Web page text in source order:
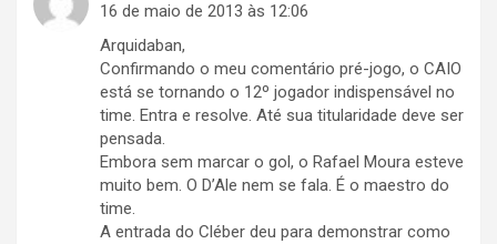
16 de maio de 2013 às 12:06
Arquidaban,
Confirmando o meu comentário pré-jogo, o CAIO
está se tornando o 12º jogador indispensável no
time. Entra e resolve. Até sua titularidade deve ser
pensada.
Embora sem marcar o gol, o Rafael Moura esteve
muito bem. O D’Ale nem se fala. É o maestro do
time.
A entrada do Cléber deu para demonstrar como